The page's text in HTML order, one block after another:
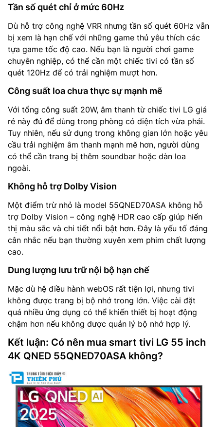
Tần số quét chỉ ở mức 60Hz
Dù hỗ trợ công nghệ VRR nhưng tần số quét 60Hz vẫn
bị xem là hạn chế với những game thủ yêu thích các
tựa game tốc độ cao. Nếu bạn là người chơi game
chuyên nghiệp, có thể cần một chiếc tivi có tần số
quét 120Hz để có trải nghiệm mượt hơn.
Công suất loa chưa thực sự mạnh mẽ
Với tổng công suất 20W, âm thanh từ chiếc tivi LG giá
rẻ này đủ để dùng trong phòng có diện tích vừa phải.
Tuy nhiên, nếu sử dụng trong không gian lớn hoặc yêu
cầu trải nghiệm âm thanh mạnh mẽ hơn, người dùng
có thể cần trang bị thêm soundbar hoặc dàn loa
ngoài.
Không hỗ trợ Dolby Vision
Một điểm trừ nhỏ là model 55QNED70ASA không hỗ
trợ Dolby Vision – công nghệ HDR cao cấp giúp hiển
thị màu sắc và chi tiết nổi bật hơn. Đây là yếu tố đáng
cân nhắc nếu bạn thường xuyên xem phim chất lượng
cao.
Dung lượng lưu trữ nội bộ hạn chế
Mặc dù hệ điều hành webOS rất tiện lợi, nhưng tivi
không được trang bị bộ nhớ trong lớn. Việc cài đặt
quá nhiều ứng dụng có thể khiến thiết bị hoạt động
chậm hơn nếu không được quản lý bộ nhớ hợp lý.
Kết luận: Có nên mua smart tivi LG 55 inch
4K QNED 55QNED70ASA không?